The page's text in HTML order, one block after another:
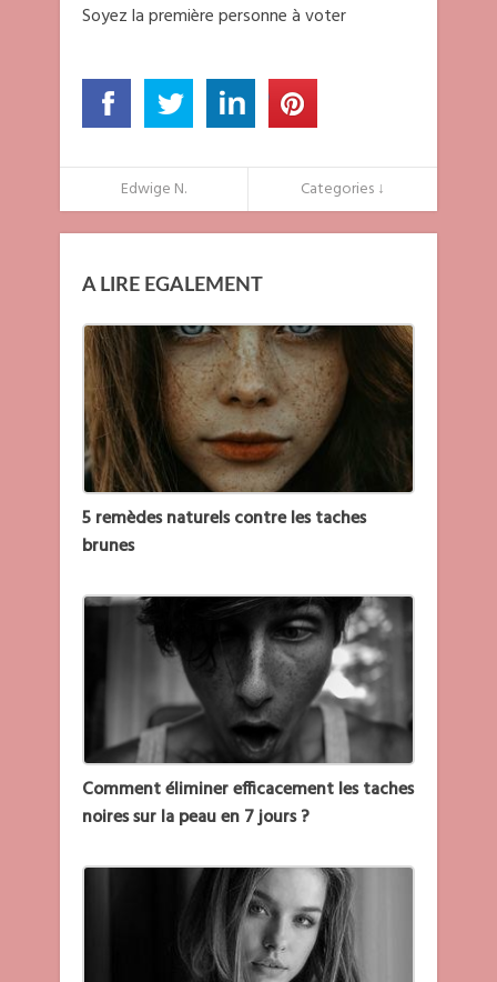
Soyez la première personne à voter
Edwige N. Categories ↓
A LIRE EGALEMENT
5 remèdes naturels contre les taches
brunes
Comment éliminer efficacement les taches
noires sur la peau en 7 jours ?